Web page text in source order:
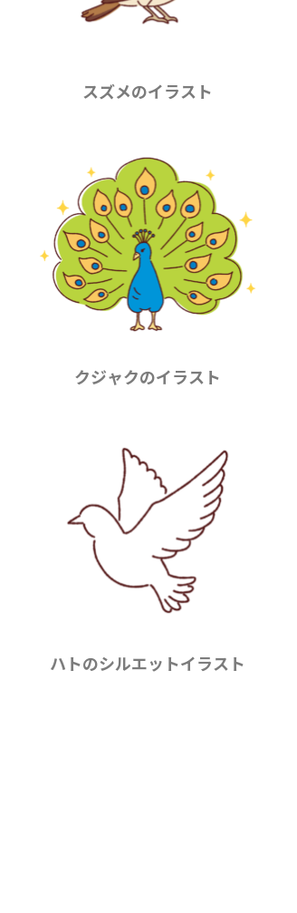
スズメのイラスト
クジャクのイラスト
ハトのシルエットイラスト